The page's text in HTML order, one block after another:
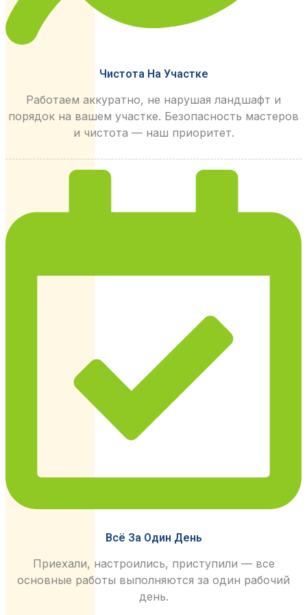
Чистота На Участке
Работаем аккуратно, не нарушая ландшафт и
порядок на вашем участке. Безопасность мастеров
и чистота — наш приоритет.
Всё За Один День
Приехали, настроились, приступили — все
основные работы выполняются за один рабочий
день.